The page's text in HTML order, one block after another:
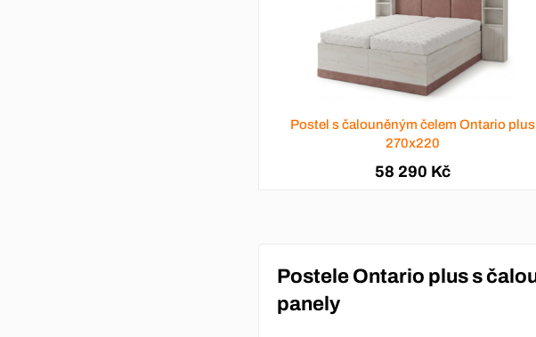
Postel s čalouněným čelem Ontario plus
270x220
58 290 Kč
Postele Ontario plus s
panely